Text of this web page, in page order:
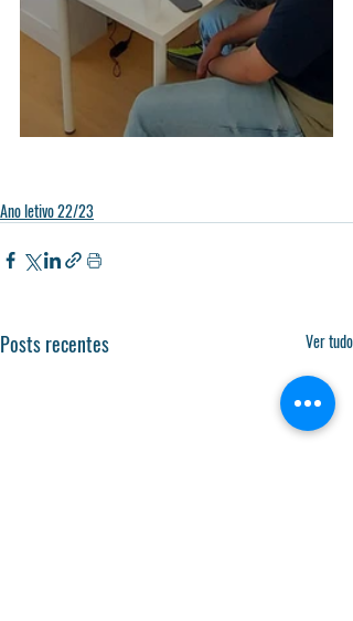
Ano letivo 22/23
Posts recentes Ver tudo